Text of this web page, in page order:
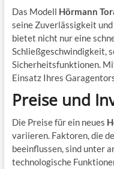
Das Modell Hörmann
seine Zuverlässigkeit
bietet nicht nur eine
Schließgeschwindigkeit,
Sicherheitsfunktionen.
Einsatz Ihres
Preise und
Die Preise für ein neues
variieren. Faktoren, die
beeinflussen, sind unter
technologische